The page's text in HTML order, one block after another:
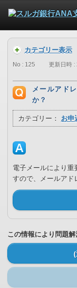
カテゴリー表示
No : 125 更新日時
メールアド
か？
カテゴリー： お申
電子メールにより重
すので、メールアド
この情報により問題
(